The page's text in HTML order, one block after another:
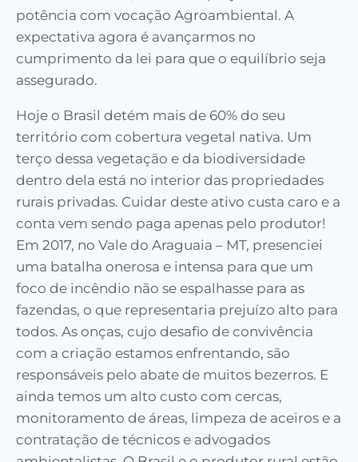
potência com vocação Agroambiental. A
expectativa agora é avançarmos no
cumprimento da lei para que o equilíbrio seja
assegurado.
Hoje o Brasil detém mais de 60% do seu
território com cobertura vegetal nativa. Um
terço dessa vegetação e da biodiversidade
dentro dela está no interior das propriedades
rurais privadas. Cuidar deste ativo custa caro e a
conta vem sendo paga apenas pelo produtor!
Em 2017, no Vale do Araguaia – MT, presenciei
uma batalha onerosa e intensa para que um
foco de incêndio não se espalhasse para as
fazendas, o que representaria prejuízo alto para
todos. As onças, cujo desafio de convivência
com a criação estamos enfrentando, são
responsáveis pelo abate de muitos bezerros. E
ainda temos um alto custo com cercas,
monitoramento de áreas, limpeza de aceiros e a
contratação de técnicos e advogados